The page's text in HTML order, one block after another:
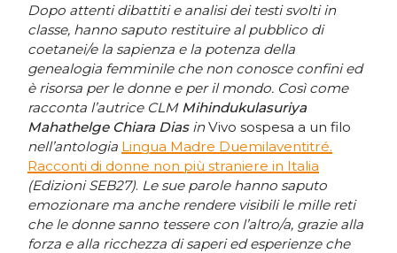
Dopo attenti dibattiti e analisi dei testi svolti in
classe, hanno saputo restituire al pubblico di
coetanei/e la sapienza e la potenza della
genealogia femminile che non conosce confini ed
è risorsa per le donne e per il mondo. Così come
racconta l’autrice CLMMihindukulasuriya
Mahathelge Chiara Dias inVivo sospesa a un filo
nell’antologia Lingua Madre Duemilaventitré.
Racconti di donne non più straniere in Italia
(Edizioni SEB27). Le sue parole hanno saputo
emozionare ma anche rendere visibili le mille reti
che le donne sanno tessere con l’altro/a, grazie alla
forza e alla ricchezza di saperi ed esperienze che